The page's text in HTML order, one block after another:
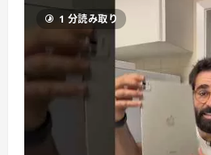
1 分読み取り